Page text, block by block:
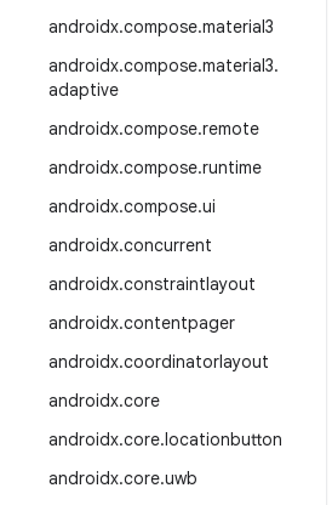
androidx.compose.material3
androidx.compose.material3.
adaptive
androidx.compose.remote
androidx.compose.runtime
androidx.compose.ui
androidx.concurrent
androidx.constraintlayout
androidx.contentpager
androidx.coordinatorlayout
androidx.core
androidx.core.locationbutton
androidx.core.uwb